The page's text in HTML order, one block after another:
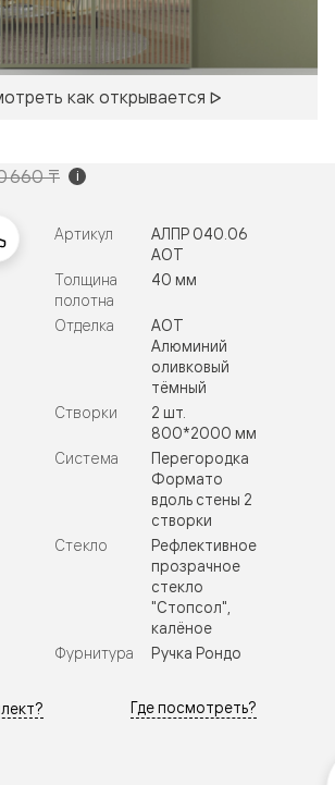
как открывается
660 ₸ i
Артикул
АЛПР 040.06
АОТ
Толщина
полотна
40 мм
Отделка
АОТ
Алюминий
оливковый
тёмный
Створки
2 шт.
800*2000 мм
Система
Перегородка
Формато
вдоль стены 2
створки
Стекло
Рефлективное
прозрачное
стекло
"Стопсол",
калёное
Фурнитура
Ручка Рондо
Где посмотреть?